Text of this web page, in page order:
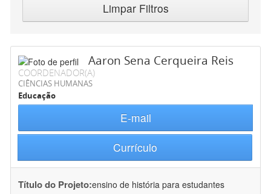
Limpar Filtros
Aaron Sena Cerqueira Reis
COORDENADOR(A)
CIÊNCIAS HUMANAS
Educação
E-mail
Currículo
Título do Projeto:ensino de história para estudantes